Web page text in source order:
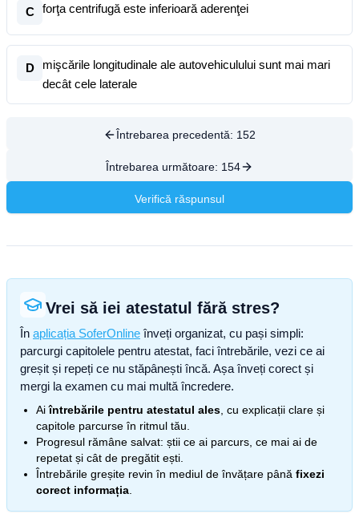
C forţa centrifugă este inferioară aderenţei
D
mişcările longitudinale ale autovehiculului sunt mai mari
decât cele laterale
Întrebarea precedentă: 152
Întrebarea următoare: 154
Verifică răspunsul
Vrei să iei atestatul fără stres?
În aplicația SoferOnline înveți organizat, cu pași simpli:
parcurgi capitolele pentru atestat, faci întrebările, vezi ce ai
greșit și repeți ce nu stăpânești încă. Așa înveți corect și
mergi la examen cu mai multă încredere.
Aiîntrebările pentru atestatul ales , cu explicații clare și
capitole parcurse în ritmul tău.
Progresul rămâne salvat: știi ce ai parcurs, ce mai ai de
repetat și cât de pregătit ești.
Întrebările greșite revin în mediul de învățare până fixezi
corect informația